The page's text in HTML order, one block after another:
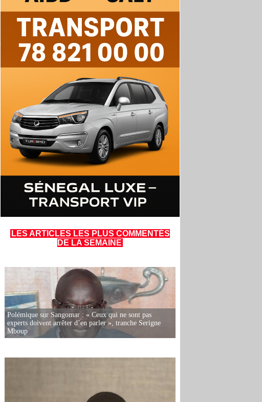
LES ARTICLES LES PLUS COMMENTÉS
DE LA SEMAINE
Polémique sur Sangomar : « Ceux qui ne sont pas
experts doivent arrêter d’en parler », tranche Serigne
Mboup